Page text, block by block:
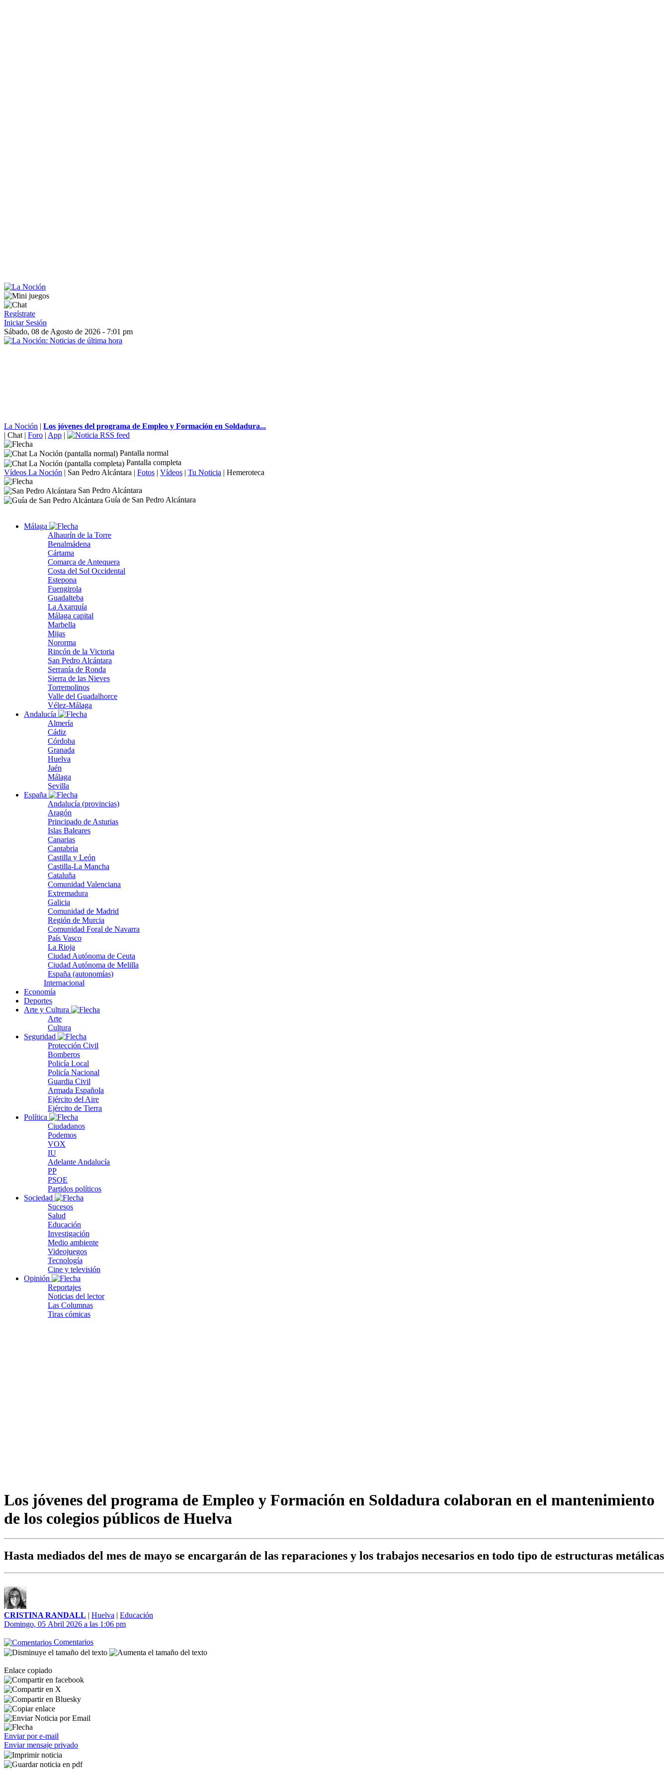
Regístrate
Iniciar Sesión
Sábado, 08 de Agosto de 2026 - 7:01 pm
La Noción | Los jóvenes del programa de Empleo y Formación en Soldadura...
| Chat | Foro | App |
Pantalla normal
Pantalla completa
Vídeos La Noción | San Pedro Alcántara | Fotos | Vídeos | Tu Noticia | Hemeroteca
San Pedro Alcántara
Guía de San Pedro Alcántara
Málaga
Alhaurín de la Torre
Benalmádena
Cártama
Comarca de Antequera
Costa del Sol Occidental
Estepona
Fuengirola
Guadalteba
La Axarquía
Málaga capital
Marbella
Mijas
Nororma
Rincón de la Victoria
San Pedro Alcántara
Serranía de Ronda
Sierra de las Nieves
Torremolinos
Valle del Guadalhorce
Vélez-Málaga
Andalucía
Almería
Cádiz
Córdoba
Granada
Huelva
Jaén
Málaga
Sevilla
España
Andalucía (provincias)
Aragón
Principado de Asturias
Islas Baleares
Canarias
Cantabria
Castilla y León
Castilla-La Mancha
Cataluña
Comunidad Valenciana
Extremadura
Galicia
Comunidad de Madrid
Región de Murcia
Comunidad Foral de Navarra
País Vasco
La Rioja
Ciudad Autónoma de Ceuta
Ciudad Autónoma de Melilla
España (autonomías)
Internacional
Economía
Deportes
Arte y Cultura
Arte
Cultura
Seguridad
Protección Civil
Bomberos
Policía Local
Policía Nacional
Guardia Civil
Armada Española
Ejército del Aire
Ejército de Tierra
Política
Ciudadanos
Podemos
VOX
IU
Adelante Andalucía
PP
PSOE
Partidos políticos
Sociedad
Sucesos
Salud
Educación
Investigación
Medio ambiente
Videojuegos
Tecnología
Cine y televisión
Opinión
Reportajes
Noticias del lector
Las Columnas
Tiras cómicas
Los jóvenes del programa de Empleo y Formación en Soldadura colaboran en el mantenimiento
de los colegios públicos de Huelva
Hasta mediados del mes de mayo se encargarán de las reparaciones y los trabajos necesarios en todo tipo de estructuras metálicas
CRISTINA RANDALL | Huelva | Educación
Domingo, 05 Abril 2026 a las 1:06 pm
Comentarios
Enlace copiado
Enviar por e-mail
Enviar mensaje privado